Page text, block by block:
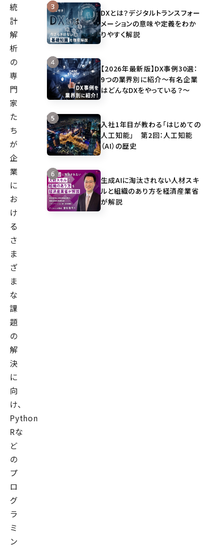
統
計
解
析
の
専
門
家
た
ち
が
企
業
に
お
け
る
さ
ま
ざ
ま
な
課
題
の
解
決
に
向
け、
Python,
Rな
ど
の
プ
ロ
グ
ラ
ミ
ン
DXとは？デジタルトランスフォー
メーションの意味や定義をわか
りやすく解説
【2026年最新版】DX事例30選：
9つの業界別に紹介～有名企業
はどんなDXをやっている？～
入社1年目が教わる「はじめての
人工知能」 第2回：人工知能
（AI）の歴史
生成AIに淘汰されない人材スキ
ルと組織のあり方を経済産業省
が解説